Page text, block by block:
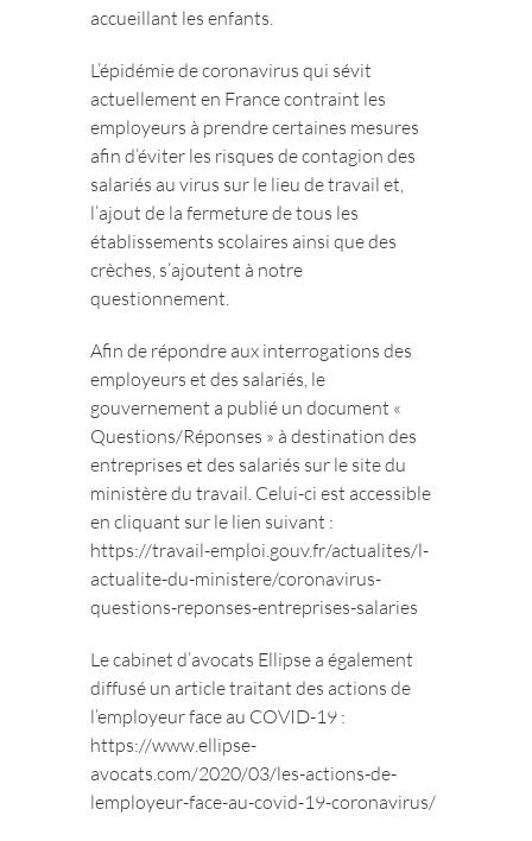
accueillant les enfants.
L’épidémie de coronavirus qui sévit
actuellement en France contraint les
employeurs à prendre certaines mesures
afin d’éviter les risques de contagion des
salariés au virus sur le lieu de travail et,
l’ajout de la fermeture de tous les
établissements scolaires ainsi que des
crèches, s’ajoutent à notre
questionnement.
Afin de répondre aux interrogations des
employeurs et des salariés, le
gouvernement a publié un document «
Questions/Réponses » à destination des
entreprises et des salariés sur le site du
ministère du travail. Celui-ci est accessible
en cliquant sur le lien suivant :
https://travail-emploi.gouv.fr/actualites/l-
actualite-du-ministere/coronavirus-
questions-reponses-entreprises-salaries
Le cabinet d’avocats Ellipse a également
diffusé un article traitant des actions de
l’employeur face au COVID-19 :
https://www.ellipse-
avocats.com/2020/03/les-actions-de-
lemployeur-face-au-covid-19-coronavirus/